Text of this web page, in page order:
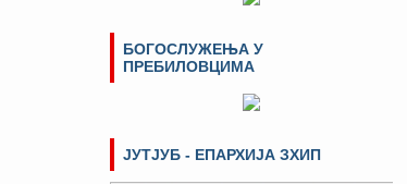
БОГОСЛУЖЕЊА У
ПРЕБИЛОВЦИМА
ЈУТЈУБ - ЕПАРХИЈА ЗХИП